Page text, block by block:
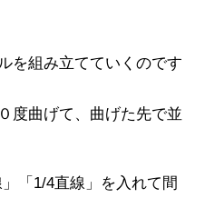
を組み立てていくのです
度曲げて、曲げた先で並
「1/4直線」を入れて間